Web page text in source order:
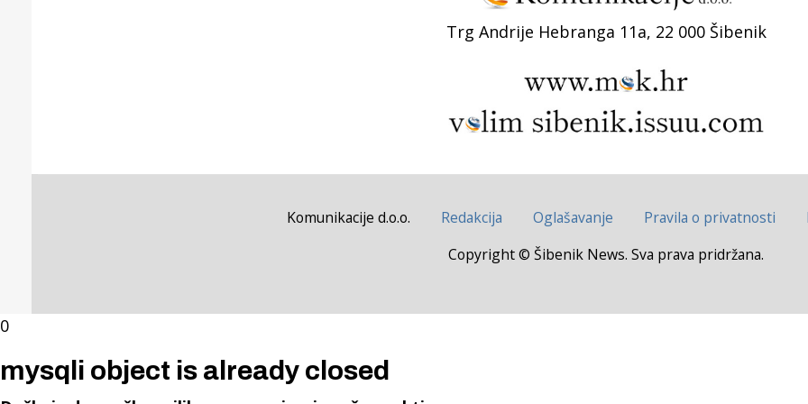
Trg Andrije Hebranga 11a, 22 000 Šibenik
Komunikacije d.o.o. Redakcija Oglašavanje Pravila o privatnosti
Copyright © Šibenik News. Sva prava pridržana.
0
mysqli object is already closed